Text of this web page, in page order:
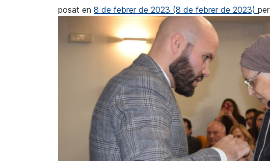
posat en 8 de febrer de 2023 (8 de febrer de 2023) per